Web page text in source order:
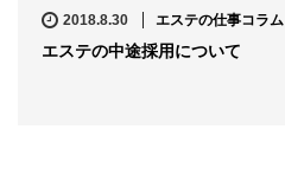
2018.8.30 エステの仕事コラム
エステの中途採用について